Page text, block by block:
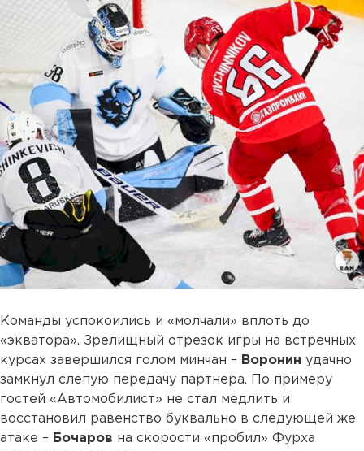
Команды успокоились и «молчали» вплоть до
«экватора». Зрелищный отрезок игры на встречных
курсах завершился голом минчан – Воронин удачно
замкнул слепую передачу партнера. По примеру
гостей «Автомобилист» не стал медлить и
восстановил равенство буквально в следующей же
атаке – Бочаров на скорости «пробил» Фурха